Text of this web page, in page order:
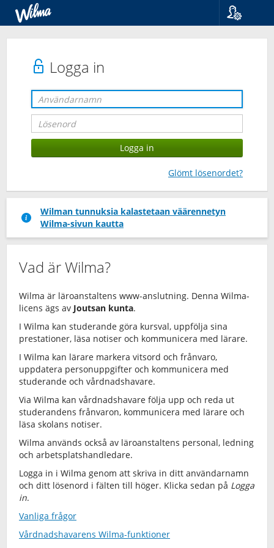
Logga in
Glömt lösenordet?
Wilman tunnuksia kalastetaan väärennetyn
Wilma-sivun kautta
Vad är Wilma?
Wilma är läroanstaltens www-anslutning. Denna Wilma-
licens ägs av Joutsan kunta.
I Wilma kan studerande göra kursval, uppfölja sina
prestationer, läsa notiser och kommunicera med lärare.
I Wilma kan lärare markera vitsord och frånvaro,
uppdatera personuppgifter och kommunicera med
studerande och vårdnadshavare.
Via Wilma kan vårdnadshavare följa upp och reda ut
studerandens frånvaron, kommunicera med lärare och
läsa skolans notiser.
Wilma används också av läroanstaltens personal, ledning
och arbetsplatshandledare.
Logga in i Wilma genom att skriva in ditt användarnamn
och ditt lösenord i fälten till höger. Klicka sedan på Logga
in.
Vanliga frågor
Vårdnadshavarens Wilma-funktioner